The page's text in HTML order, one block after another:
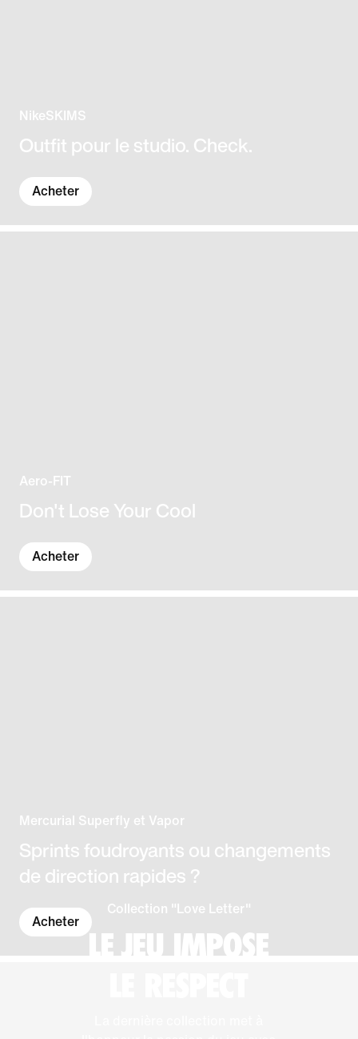
NikeSKIMS
Outfit pour le studio. Check.
Acheter
Aero-FIT
Don't Lose Your Cool
Acheter
Mercurial Superfly et Vapor
Sprints foudroyants ou changements
de direction rapides ?
Acheter
Collection "Love Letter"
LE JEU IMPOSE